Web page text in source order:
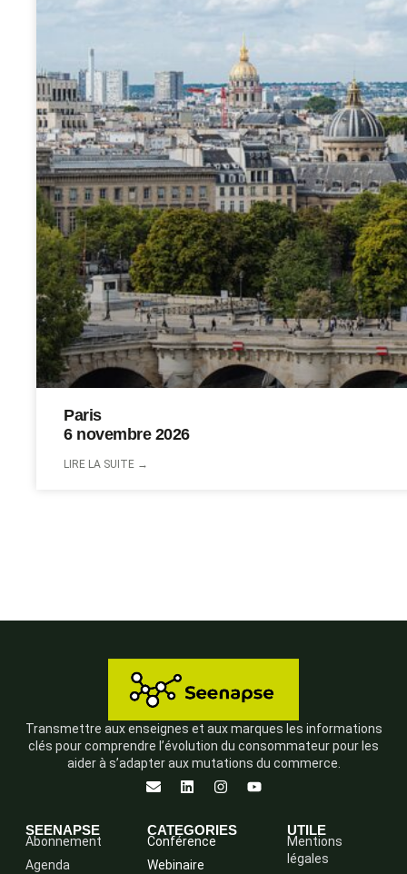
Paris
6 novembre 2026
LIRE LA SUITE →
Transmettre aux enseignes et aux marques les informations
clés pour comprendre l’évolution du consommateur pour les
aider à s’adapter aux mutations du commerce.
SEENAPSE
Abonnement
Agenda
CATEGORIES
Conférence
Webinaire
UTILE
Mentions
légales